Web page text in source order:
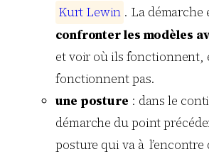
Kurt Lewin . La démarche
confronter les modèles
et voir où ils fonctionnent,
fonctionnent pas.
une posture : dans le
démarche du point
posture qui va à l’encontre